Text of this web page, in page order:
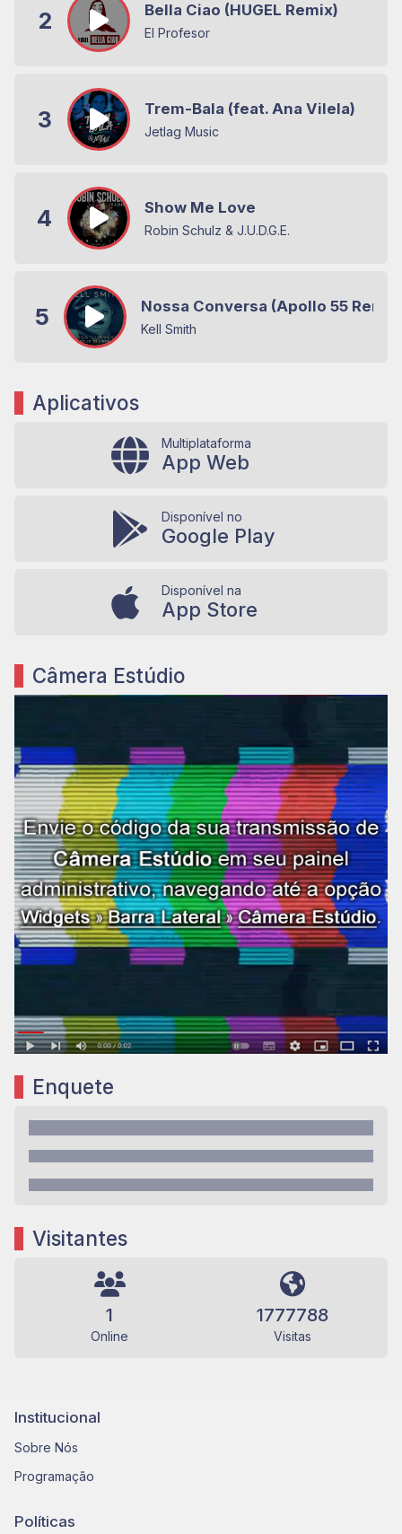
2 Bella Ciao (HUGEL Remix)
El Profesor
3 Trem-Bala (feat. Ana Vilela)
Jetlag Music
4 Show Me Love
Robin Schulz & J.U.D.G.E.
5 Nossa Conversa (Apollo 55
Kell Smith
Aplicativos
Multiplataforma
App Web
Disponível no
Google Play
Disponível na
App Store
Câmera Estúdio
Enquete
Visitantes
1
Online
1777788
Visitas
Institucional
Sobre Nós
Programação
Políticas